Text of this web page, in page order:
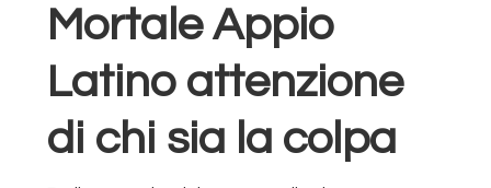
Mortale Appio
Latino attenzione
di chi sia la colpa